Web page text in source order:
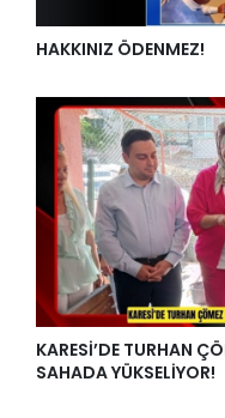
HAKKINIZ ÖDENMEZ!
KARESİ’DE TURHAN
SAHADA YÜKSELİYOR!